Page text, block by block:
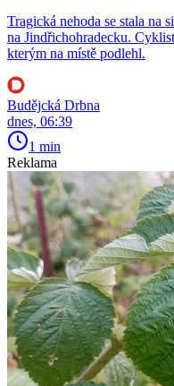
Tragická nehoda se stala na
na Jindřichohradecku.
kterým na místě podlehl.
Budějcká Drbna
dnes, 06:39
1 min
Reklama